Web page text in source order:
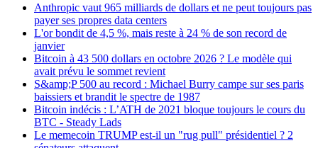
Anthropic vaut 965 milliards de dollars et ne peut toujours pas
payer ses propres data centers
L'or bondit de 4,5 %, mais reste à 24 % de son record de
janvier
Bitcoin à 43 500 dollars en octobre 2026 ? Le modèle qui
avait prévu le sommet revient
S&amp;P 500 au record : Michael Burry campe sur ses paris
baissiers et brandit le spectre de 1987
Bitcoin indécis : L’ATH de 2021 bloque toujours le cours du
BTC - Steady Lads
Le memecoin TRUMP est-il un "rug pull" présidentiel ? 2